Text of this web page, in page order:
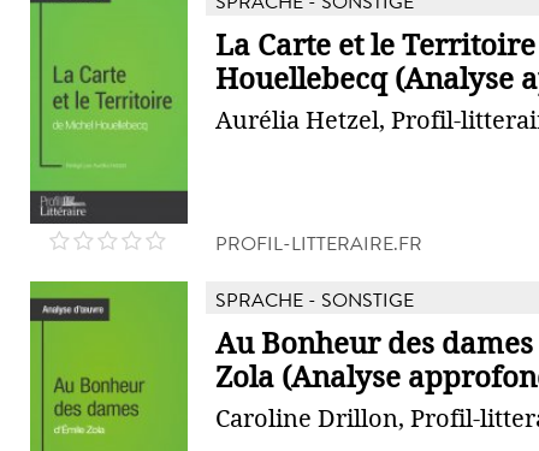
La Carte et le
Houellebecq (Analyse
Aurélia Hetzel, Profil-
PROFIL-LITTERAIRE.FR
SPRACHE - SONSTIGE
Au Bonheur des
Zola (Analyse
Caroline Drillon, Profil-